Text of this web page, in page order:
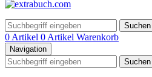
Suchen
0 Artikel 0 Artikel Warenkorb
Navigation
Suchen